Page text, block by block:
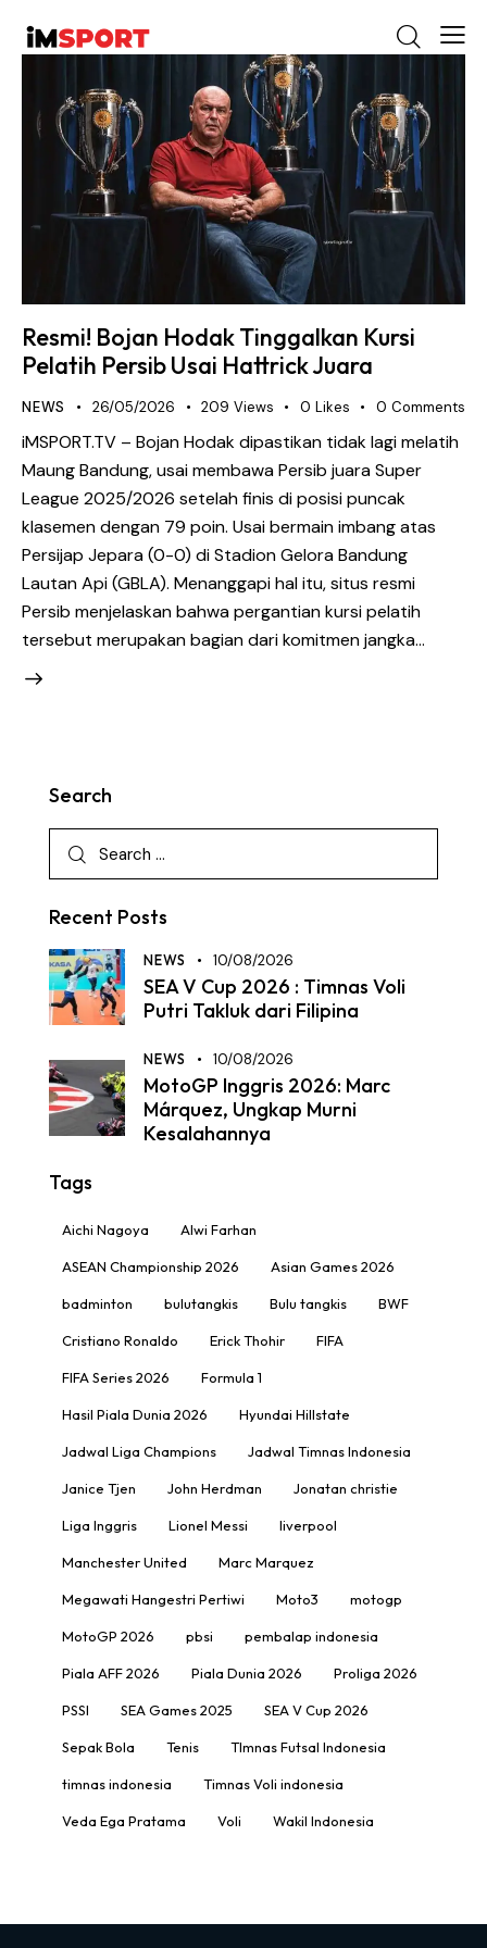
Resmi! Bojan Hodak Tinggalkan Kursi
Pelatih Persib Usai Hattrick Juara
NEWS 26/05/2026 209 Views 0 Likes 0 Comments
iMSPORT.TV – Bojan Hodak dipastikan tidak lagi melatih
Maung Bandung, usai membawa Persib juara Super
League 2025/2026 setelah finis di posisi puncak
klasemen dengan 79 poin. Usai bermain imbang atas
Persijap Jepara (0-0) di Stadion Gelora Bandung
Lautan Api (GBLA). Menanggapi hal itu, situs resmi
Persib menjelaskan bahwa pergantian kursi pelatih
tersebut merupakan bagian dari komitmen jangka…
Search
Recent Posts
NEWS 10/08/2026
SEA V Cup 2026 : Timnas Voli
Putri Takluk dari Filipina
NEWS 10/08/2026
MotoGP Inggris 2026: Marc
Márquez, Ungkap Murni
Kesalahannya
Tags
Aichi Nagoya Alwi Farhan
ASEAN Championship 2026 Asian Games 2026
badminton bulutangkis Bulu tangkis BWF
Cristiano Ronaldo Erick Thohir FIFA
FIFA Series 2026 Formula 1
Hasil Piala Dunia 2026 Hyundai Hillstate
Jadwal Liga Champions Jadwal Timnas Indonesia
Janice Tjen John Herdman Jonatan christie
Liga Inggris Lionel Messi liverpool
Manchester United Marc Marquez
Megawati Hangestri Pertiwi Moto3 motogp
MotoGP 2026 pbsi pembalap indonesia
Piala AFF 2026 Piala Dunia 2026 Proliga 2026
PSSI SEA Games 2025 SEA V Cup 2026
Sepak Bola Tenis TImnas Futsal Indonesia
timnas indonesia Timnas Voli indonesia
Veda Ega Pratama Voli Wakil Indonesia